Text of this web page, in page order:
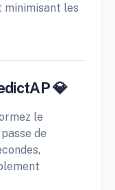
minimisant les
💎
le
de